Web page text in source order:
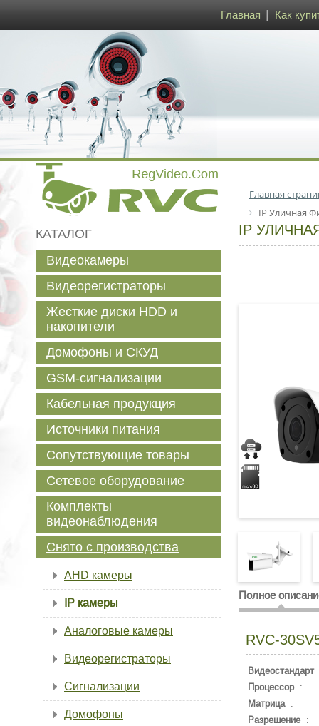
Главная Как
Главная
IP Уличная
IP
Полное
RVC-
Видеостандарт
Процессор:
Матрица:
Разрешение :
КАТАЛОГ
Видеокамеры
Видеорегистраторы
Жесткие диски HDD и
накопители
Домофоны и СКУД
GSM-сигнализации
Кабельная продукция
Источники питания
Сопутствующие товары
Сетевое оборудование
Комплекты
видеонаблюдения
Снято с производства
AHD камеры
IP камеры
Аналоговые камеры
Видеорегистраторы
Сигнализации
Домофоны